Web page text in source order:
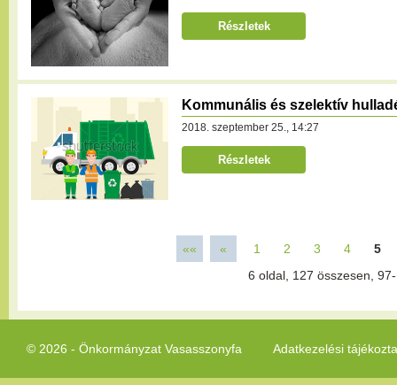
Részletek
Kommunális és szelektív
2018. szeptember 25., 14:27
Részletek
«« « 1 2 3 4
5
6 oldal, 127 összesen,
© 2026 - Önkormányzat Vasasszonyfa Adatkezelési